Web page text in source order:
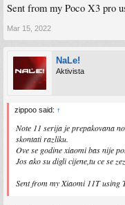
Sent from my Poco X3 pro
Mar 15, 2022
NaLe!
Aktivista
zippoo said: ↑
Note 11 serija je prepakovana
skontati razliku.
Ove se godine xiaomi bas nije
Jos ako su digli cijene,tu ce se
Sent from my Xiaomi 11T using